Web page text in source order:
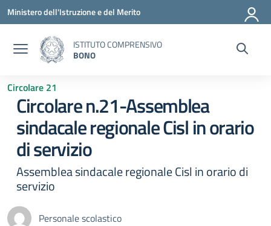
Vai ai contenuti
Vai al menu di navigazione
Vai al footer
Ministero dell'Istruzione e del Merito
ISTITUTO COMPRENSIVO
BONO
Circolare 21
Circolare n.21-Assemblea
sindacale regionale Cisl in orario
di servizio
Assemblea sindacale regionale Cisl in orario di
servizio
Personale scolastico